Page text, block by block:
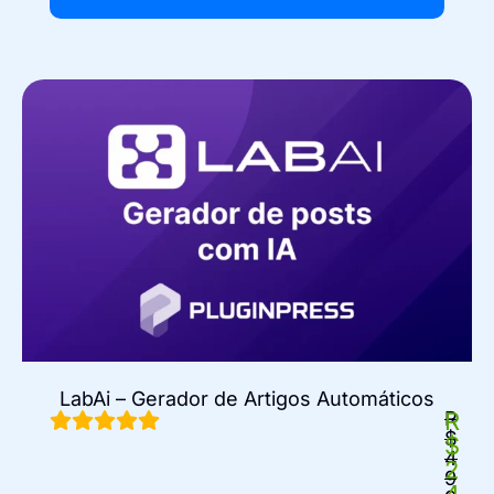
LabAi – Gerador de Artigos Automáticos
R
$
4
9
R
$
2